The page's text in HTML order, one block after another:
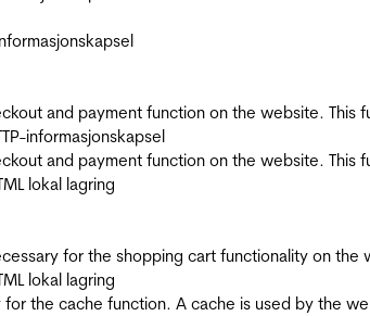
and payment function on the website. This
informasjonskapsel
and payment function on the website. This
lokal lagring
for the shopping cart functionality on the
lokal lagring
for the cache function. A cache is used by the